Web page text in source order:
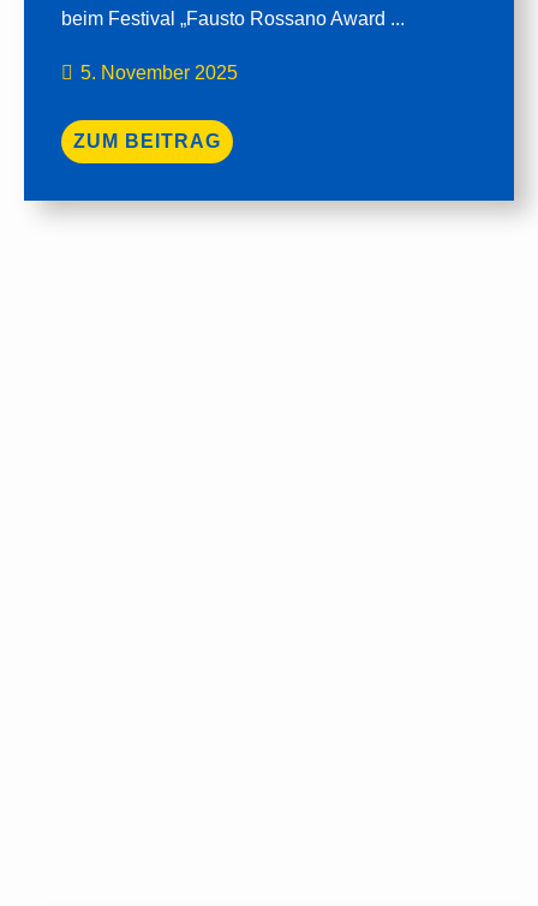
beim Festival „Fausto Rossano Award ...
5. November 2025
ZUM BEITRAG